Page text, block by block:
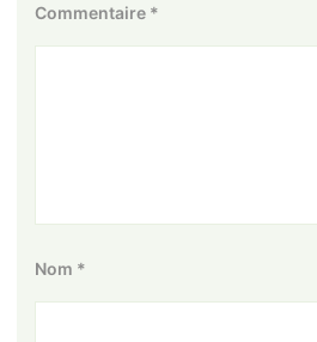
Commentaire *
Nom *